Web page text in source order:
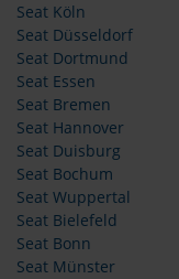
Seat Köln
Seat Düsseldorf
Seat Dortmund
Seat Essen
Seat Bremen
Seat Hannover
Seat Duisburg
Seat Bochum
Seat Wuppertal
Seat Bielefeld
Seat Bonn
Seat Münster